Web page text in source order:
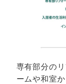
専有部分の
ームや和室